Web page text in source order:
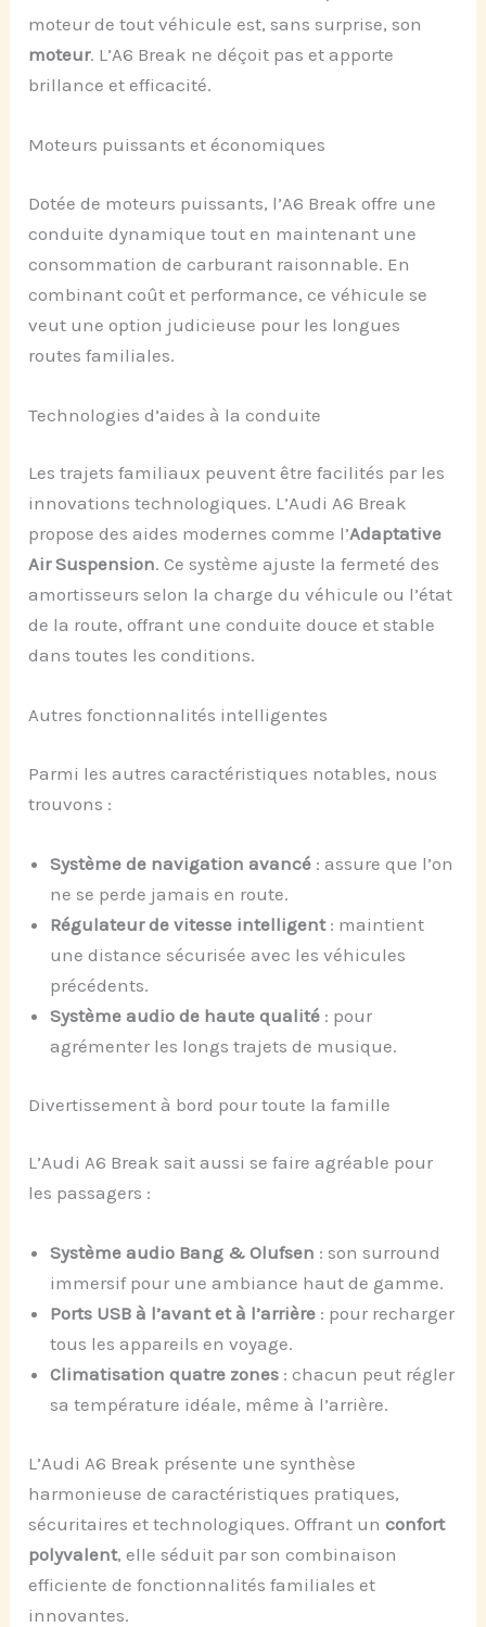
moteur de tout véhicule est, sans surprise, son
moteur. L’A6 Break ne déçoit pas et apporte
brillance et efficacité.
Moteurs puissants et économiques
Dotée de moteurs puissants, l’A6 Break offre une
conduite dynamique tout en maintenant une
consommation de carburant raisonnable. En
combinant coût et performance, ce véhicule se
veut une option judicieuse pour les longues
routes familiales.
Technologies d’aides à la conduite
Les trajets familiaux peuvent être facilités par les
innovations technologiques. L’Audi A6 Break
propose des aides modernes comme l’Adaptative
Air Suspension. Ce système ajuste la fermeté des
amortisseurs selon la charge du véhicule ou l’état
de la route, offrant une conduite douce et stable
dans toutes les conditions.
Autres fonctionnalités intelligentes
Parmi les autres caractéristiques notables, nous
trouvons :
Système de navigation avancé : assure que l’on
ne se perde jamais en route.
Régulateur de vitesse intelligent: maintient
une distance sécurisée avec les véhicules
précédents.
Système audio de haute qualité : pour
agrémenter les longs trajets de musique.
Divertissement à bord pour toute la famille
L’Audi A6 Break sait aussi se faire agréable pour
les passagers :
Système audio Bang & Olufsen : son surround
immersif pour une ambiance haut de gamme.
Ports USB à l’avant et à l’arrière : pour recharger
tous les appareils en voyage.
Climatisation quatre zones : chacun peut régler
sa température idéale, même à l’arrière.
L’Audi A6 Break présente une synthèse
harmonieuse de caractéristiques pratiques,
sécuritaires et technologiques. Offrant unconfort
polyvalent, elle séduit par son combinaison
efficiente de fonctionnalités familiales et
innovantes.